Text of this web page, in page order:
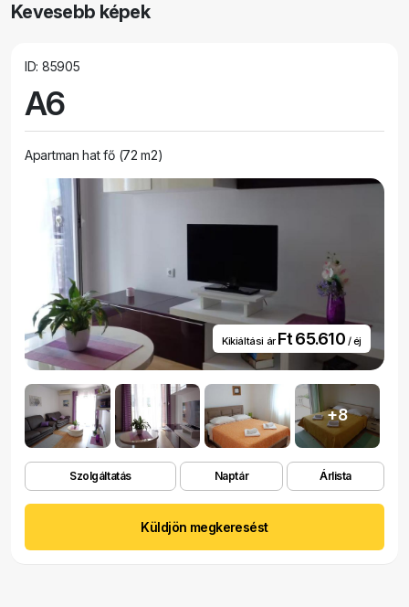
Kevesebb képek
ID: 85905
A6
Apartman hat fő (72 m2)
Kikiáltási ár Ft 65.610 / éj
+8
Szolgáltatás Naptár Árlista
Küldjön megkeresést